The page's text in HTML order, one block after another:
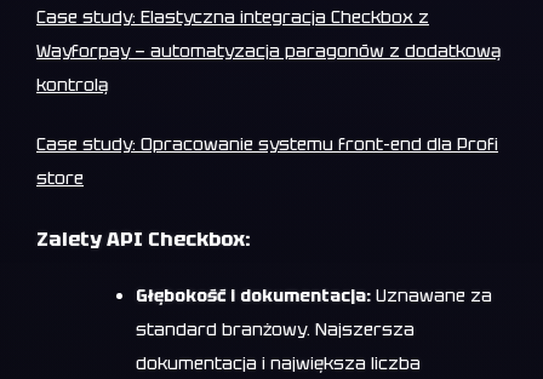
Case study: Elastyczna integracja Checkbox z
Wayforpay — automatyzacja paragonów z dodatkową
kontrolą
Case study: Opracowanie systemu front-end dla Profi
store
Zalety API Checkbox:
Głębokość i dokumentacja: Uznawane za
standard branżowy. Najszersza
dokumentacja i największa liczba